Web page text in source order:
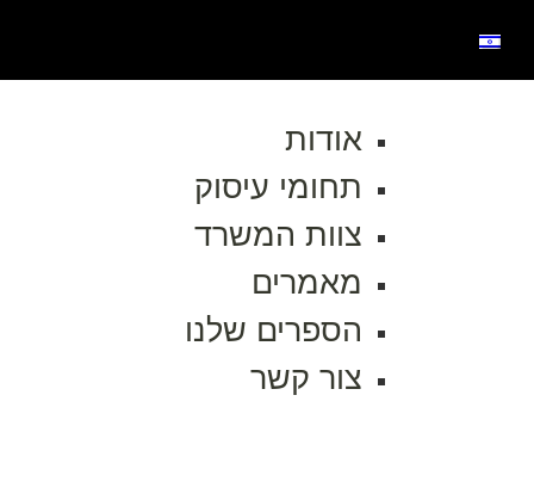
אודות
תחומי עיסוק
צוות המשרד
מאמרים
הספרים שלנו
צור קשר